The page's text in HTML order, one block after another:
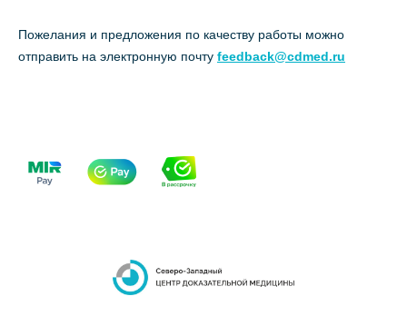
Пожелания и предложения по качеству работы можно
отправить на электронную почту feedback@cdmed.ru